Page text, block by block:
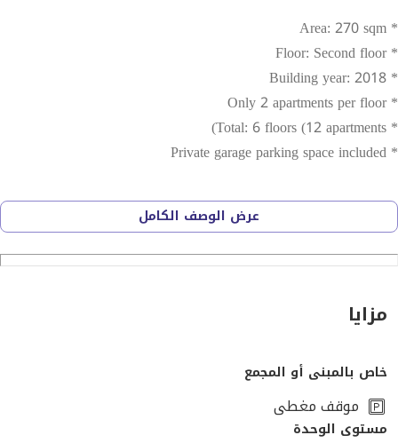
* Area: 270 sqm
* Floor: Second floor
* Building year: 2018
* Only 2 apartments per floor
* Total: 6 floors (12 apartments)
* Private garage parking space included
Fully finished to a high standard.
Sold fully furnished, Including all furniture, ACs, and kitchen
appliances.
Asking Price: 15,000,000 EGP +1.5% buyer commission
عرض الوصف الكامل
مزايا
خاص بالمبنى أو المجمع
موقف مغطى
مستوى الوحدة